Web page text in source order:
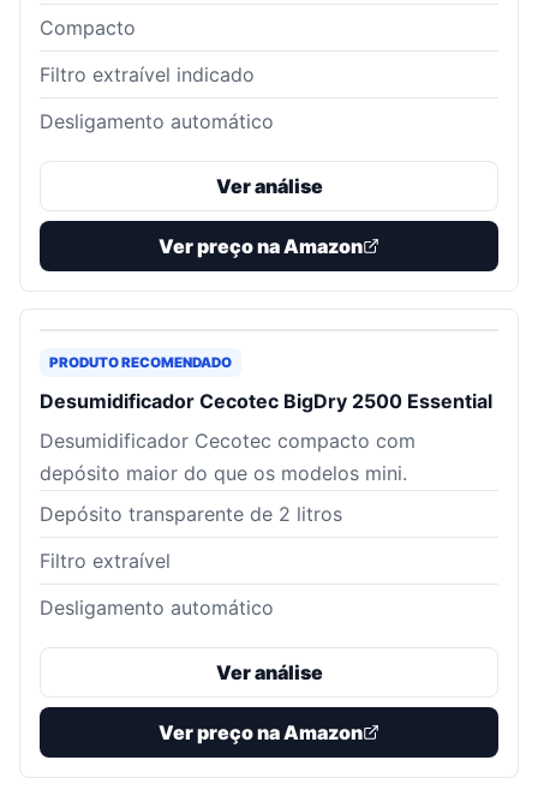
Compacto
Filtro extraível indicado
Desligamento automático
Ver análise
Ver preço na Amazon
PRODUTO RECOMENDADO
Desumidificador Cecotec BigDry 2500 Essential
Desumidificador Cecotec compacto com
depósito maior do que os modelos mini.
Depósito transparente de 2 litros
Filtro extraível
Desligamento automático
Ver análise
Ver preço na Amazon